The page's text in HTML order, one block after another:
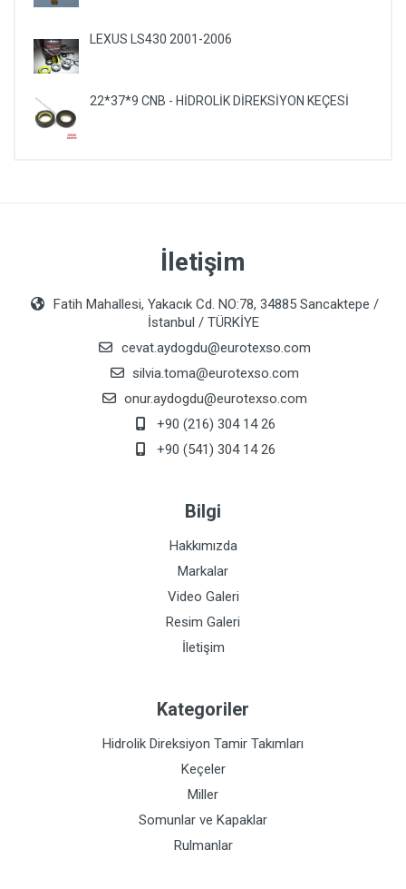
LEXUS LS430 2001-2006
22*37*9 CNB - HİDROLİK DİREKSİYON KEÇESİ
İletişim
Fatih Mahallesi, Yakacık Cd. NO:78, 34885 Sancaktepe /
İstanbul / TÜRKİYE
cevat.aydogdu@eurotexso.com
silvia.toma@eurotexso.com
onur.aydogdu@eurotexso.com
+90 (216) 304 14 26
+90 (541) 304 14 26
Bilgi
Hakkımızda
Markalar
Video Galeri
Resim Galeri
İletişim
Kategoriler
Hidrolik Direksiyon Tamir Takımları
Keçeler
Miller
Somunlar ve Kapaklar
Rulmanlar